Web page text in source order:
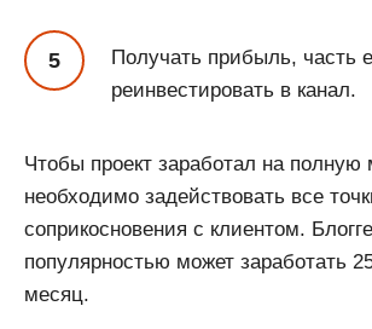
Получать прибыль, часть
реинвестировать в канал.
Чтобы проект заработал на полную
необходимо задействовать все
соприкосновения с клиентом.
популярностью может заработать
месяц.